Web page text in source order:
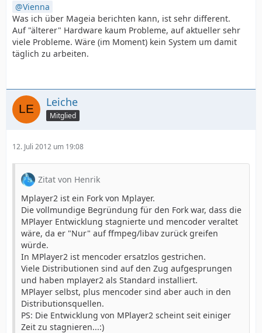
Vienna
Was ich über Mageia berichten kann, ist sehr different.
Auf "älterer" Hardware kaum Probleme, auf aktueller sehr
viele Probleme. Wäre (im Moment) kein System um damit
täglich zu arbeiten.
Leiche
Mitglied
12. Juli 2012 um 19:08
Zitat von Henrik
Mplayer2 ist ein Fork von Mplayer.
Die vollmundige Begründung für den Fork war, dass die
MPlayer Entwicklung stagnierte und mencoder veraltet
wäre, da er "Nur" auf ffmpeg/libav zurück greifen
würde.
In MPlayer2 ist mencoder ersatzlos gestrichen.
Viele Distributionen sind auf den Zug aufgesprungen
und haben mplayer2 als Standard installiert.
MPlayer selbst, plus mencoder sind aber auch in den
Distributionsquellen.
PS: Die Entwicklung von MPlayer2 scheint seit einiger
Zeit zu stagnieren...:)